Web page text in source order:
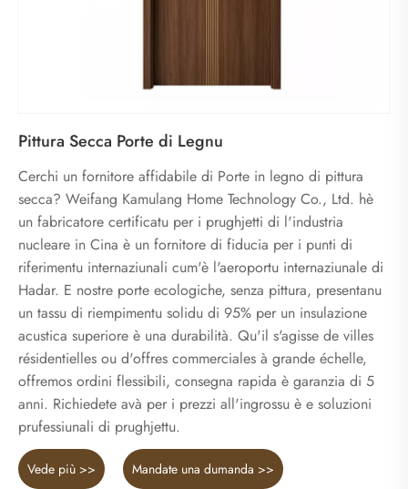
Pittura Secca Porte di Legnu
Cerchi un fornitore affidabile di Porte in legno di pittura
secca? Weifang Kamulang Home Technology Co., Ltd. hè
un fabricatore certificatu per i prughjetti di l'industria
nucleare in Cina è un fornitore di fiducia per i punti di
riferimentu internaziunali cum'è l'aeroportu internaziunale di
Hadar. E nostre porte ecologiche, senza pittura, presentanu
un tassu di riempimentu solidu di 95% per un insulazione
acustica superiore è una durabilità. Qu'il s'agisse de villes
résidentielles ou d'offres commerciales à grande échelle,
offremos ordini flessibili, consegna rapida è garanzia di 5
anni. Richiedete avà per i prezzi all'ingrossu è e soluzioni
prufessiunali di prughjettu.
Vede più >> Mandate una dumanda >>